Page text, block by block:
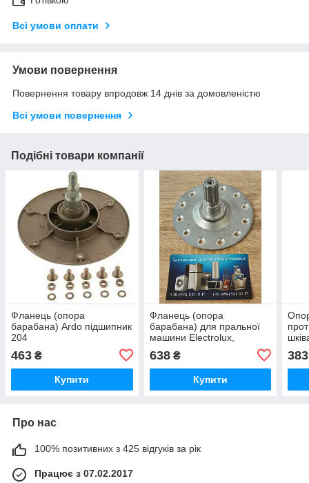
Всі умови оплати
Умови повернення
Повернення товару впродовж 14 днів за домовленістю
Всі умови повернення
Подібні товари компанії
Фланець (опора
барабана) Ardo підшипник
204
463 ₴
Купити
Фланець (опора
барабана) для пральної
машини Electrolux,
638₴
Купити
383
Про нас
100% позитивних з 425 відгуків за рік
Працює з 07.02.2017